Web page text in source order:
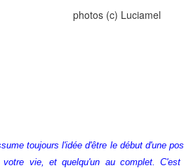
Luciamel
toujours l'idée d'être le début d'une
votre vie, et quelqu'un au complet.